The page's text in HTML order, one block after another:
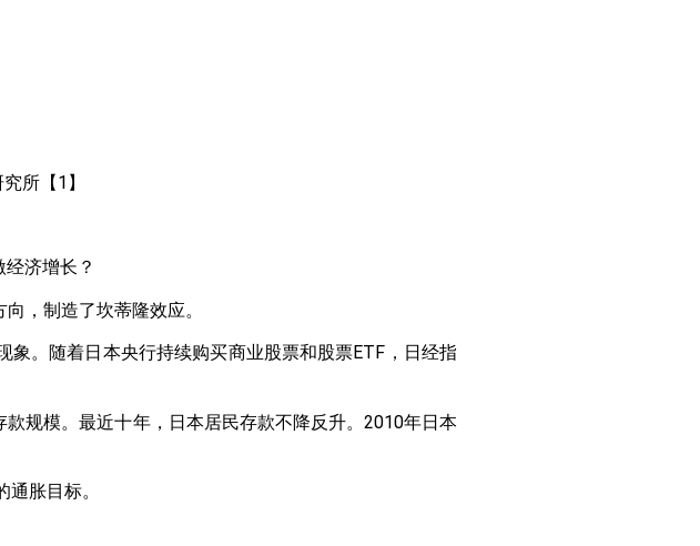
所【1】
济增长？
，制造了坎蒂隆效应。
。随着日本央行持续购买商业股票和股票ETF，日经指
规模。最近十年，日本居民存款不降反升。2010年日本
胀目标。